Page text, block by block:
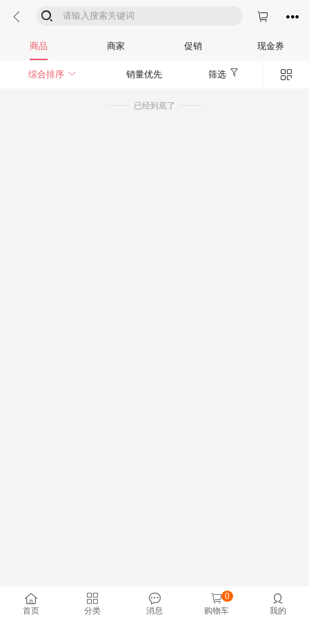
  

商品 商家 促销 现金券
综合排序  销量优先 筛选 
已经到底了

首页

分类

消息

购物车
0 
我的